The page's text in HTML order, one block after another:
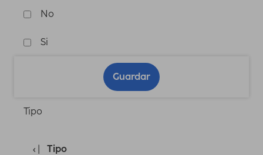
No
Si
Guardar
Tipo
Tipo